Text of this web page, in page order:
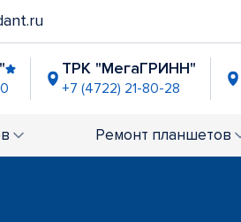
ТРК "МегаГРИНН"
+7 (4722) 21-80-28
Ремонт планшетов